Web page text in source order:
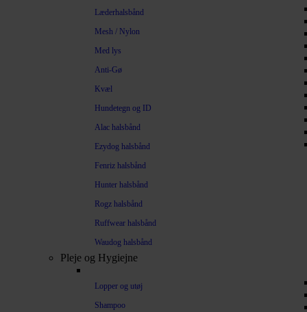
Læderhalsbånd
Mesh / Nylon
Med lys
Anti-Gø
Kvæl
Hundetegn og ID
Alac halsbånd
Ezydog halsbånd
Fenriz halsbånd
Hunter halsbånd
Rogz halsbånd
Ruffwear halsbånd
Waudog halsbånd
Pleje og Hygiejne
Lopper og utøj
Shampoo